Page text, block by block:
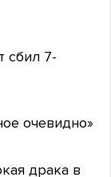
сбил 7-
очевидно»
драка в